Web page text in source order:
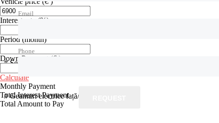
# Senzor ploaie și lumini
# Geamuri electrice față/spate
Interest rate (%)
Period (month)
Down Payment (€ )
Calculate
Monthly Payment
Total Interest Payment
Total Amount to Pay
Email
Phone